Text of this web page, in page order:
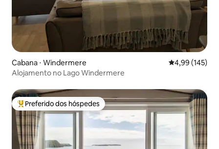
Cabana ⋅ Windermere 4,99 de uma
4,99 (145)
Alojamento no Lago Windermere
Entre os melhores preferidos dos hóspedes
Preferido dos hóspedes